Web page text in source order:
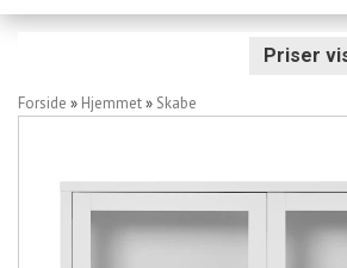
Forside » Hjemmet» Skabe